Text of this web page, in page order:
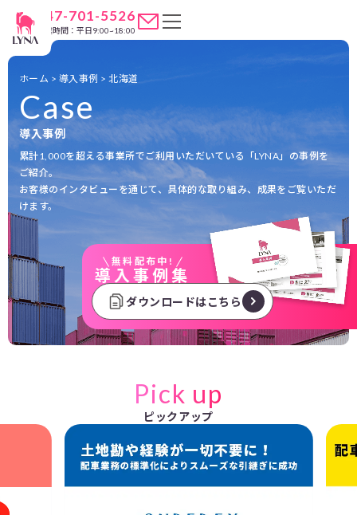
047-701-5526
営業時間：平日9:00~18:00
Case
導入事例
累計1,000を超える事業所でご利用いただいている「LYNA」の事例を
ご紹介。
お客様のインタビューを通じて、具体的な取り組み、成果をご覧いただ
けます。
ホーム > 導入事例 >北海道
無料配布中!
導入事例集
ダウンロードはこちら
Pick up
ピックアップ